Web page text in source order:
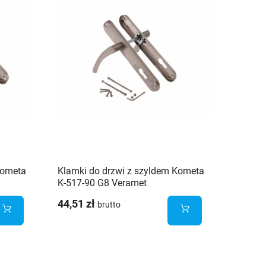
Klamki do drzwi z szyldem Kometa
K-517-90 G8 Veramet
44,51 zł brutto